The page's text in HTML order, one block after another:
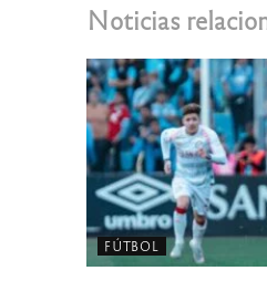
Noticias
FÚTBOL